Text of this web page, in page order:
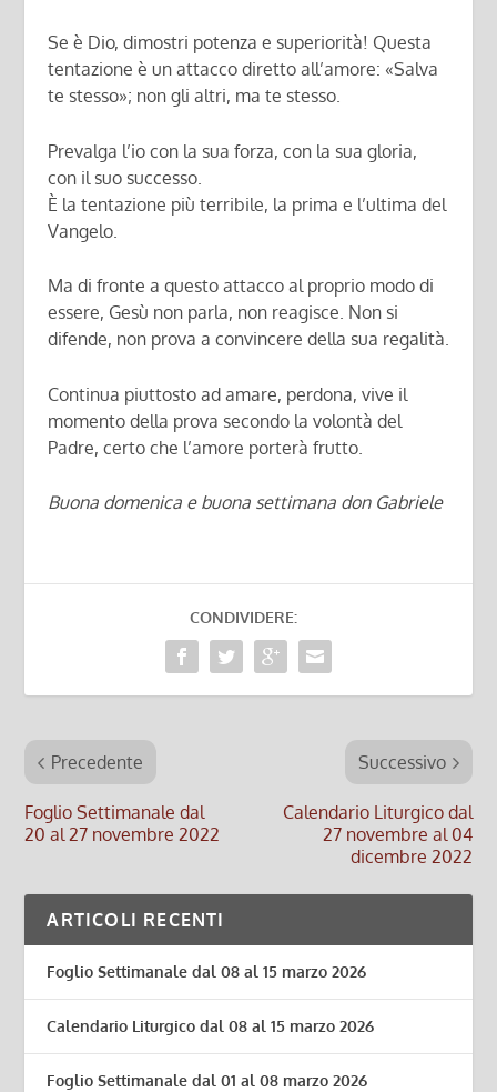
Se è Dio, dimostri potenza e superiorità! Questa
tentazione è un attacco diretto all’amore: «Salva
te stesso»; non gli altri, ma te stesso.
Prevalga l’io con la sua forza, con la sua gloria,
con il suo successo.
È la tentazione più terribile, la prima e l’ultima del
Vangelo.
Ma di fronte a questo attacco al proprio modo di
essere, Gesù non parla, non reagisce. Non si
difende, non prova a convincere della sua regalità.
Continua piuttosto ad amare, perdona, vive il
momento della prova secondo la volontà del
Padre, certo che l’amore porterà frutto.
Buona domenica e buona settimana don Gabriele
CONDIVIDERE:
Precedente
Foglio Settimanale dal
20 al 27 novembre 2022
Successivo
Calendario Liturgico dal
27 novembre al 04
dicembre 2022
ARTICOLI RECENTI
Foglio Settimanale dal 08 al 15 marzo 2026
Calendario Liturgico dal 08 al 15 marzo 2026
Foglio Settimanale dal 01 al 08 marzo 2026